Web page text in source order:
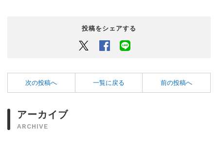
投稿をシェアする
Twitter Facebook
次の投稿へ 一覧に戻る 前の投稿へ
アーカイブ
ARCHIVE